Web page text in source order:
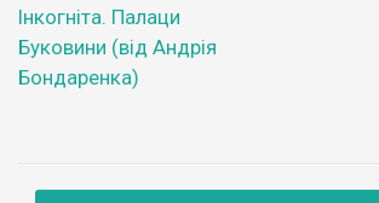
Інкогніта. Палаци
Буковини (від Андрія
Бондаренка)